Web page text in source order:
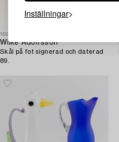
Inställningar
1663958
Wilke Adolfsson
Skål på fot signerad och daterad
89.